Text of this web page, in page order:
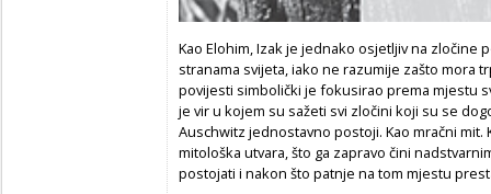
Kao Elohim, Izak je jednako osjetljiv na zločine
stranama svijeta, iako ne razumije zašto mora
povijesti simbolički je fokusirao prema mjestu
je vir u kojem su sažeti svi zločini koji su se
Auschwitz jednostavno postoji. Kao mračni mit.
mitološka utvara, što ga zapravo čini
postojati i nakon što patnje na tom mjestu